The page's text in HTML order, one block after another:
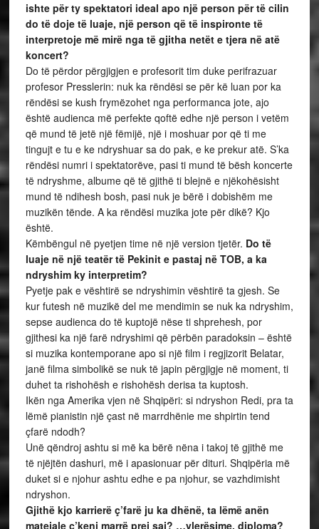
ishte për ty spektatori ideal apo një person për të cilin
do të doje të luaje, një person që të inspironte të
interpretoje më mirë nga të gjitha netët e tjera në atë
koncert?
Do të përdor përgjigjen e profesorit tim duke perifrazuar
profesor Presslerin: nuk ka rëndësi se për kë luan por ka
rëndësi se kush frymëzohet nga performanca jote, ajo
është audienca më perfekte qoftë edhe një person i vetëm
që mund të jetë një fëmijë, një i moshuar por që ti me
tingujt e tu e ke ndryshuar sa do pak, e ke prekur atë. S’ka
rëndësi numri i spektatorëve, pasi ti mund të bësh koncerte
të ndryshme, albume që të gjithë ti blejnë e njëkohësisht
mund të ndihesh bosh, pasi nuk je bërë i dobishëm me
muzikën tënde. A ka rëndësi muzika jote për dikë? Kjo
është.
Këmbëngul në pyetjen time në një version tjetër. Do të
luaje në një teatër të Pekinit e pastaj në TOB, a ka
ndryshim ky interpretim?
Pyetje pak e vështirë se ndryshimin vështirë ta gjesh. Se
kur futesh në muzikë del me mendimin se nuk ka ndryshim,
sepse audienca do të kuptojë nëse ti shprehesh, por
gjithesi ka një farë ndryshimi që përbën paradoksin – është
si muzika kontemporane apo si një film i regjizorit Belatar,
janë filma simbolikë se nuk të japin përgjigje në moment, ti
duhet ta rishohësh e rishohësh derisa ta kuptosh.
Ikën nga Amerika vjen në Shqipëri: si ndryshon Redi, pra ta
lëmë pianistin një çast në marrdhënie me shpirtin tend
çfarë ndodh?
Unë qëndroj ashtu si më ka bërë nëna i takoj të gjithë me
të njëjtën dashuri, më i apasionuar për dituri. Shqipëria më
duket si e njohur ashtu edhe e pa njohur, se vazhdimisht
ndryshon.
Gjithë kjo karrierë ç’farë ju ka dhënë, ta lëmë anën
mateiale ç’keni marrë prej saj? …vlerësime, diploma?